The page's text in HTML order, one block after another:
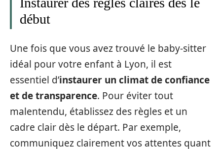
début
Une fois que vous avez trouvé le baby-sitter
idéal pour votre enfant à Lyon, il est
essentiel d’instaurer un climat de confiance
et de transparence. Pour éviter tout
malentendu, établissez des règles et un
cadre clair dès le départ. Par exemple,
communiquez clairement vos attentes quant